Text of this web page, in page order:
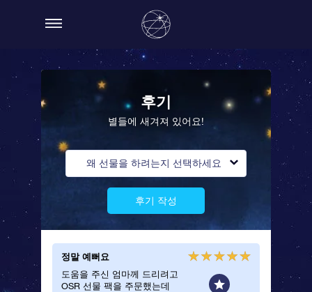
후기
별들에 새겨져 있어요!
왜 선물을 하려는지 선택하세요
후기 작성
정말 예뻐요
도움을 주신 엄마께 드리려고
OSR 선물 팩을 주문했는데
기다릴
정말 예
에요!